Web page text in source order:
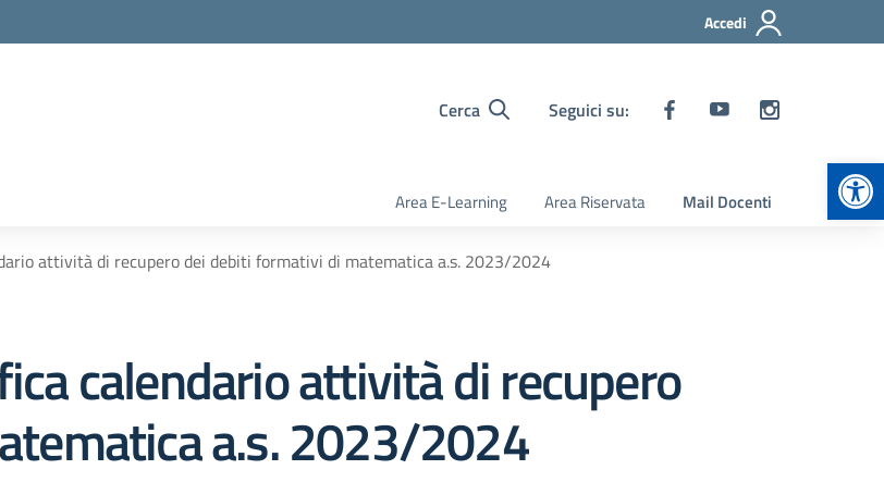
Accedi
Cerca Seguici su:
Area E-Learning Area Riservata Mail Docenti
attività di recupero dei debiti formativi di matematica a.s. 2023/2024
calendario attività di recupero
a.s. 2023/2024